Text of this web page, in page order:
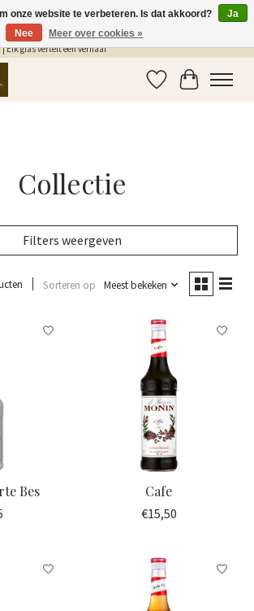
€75,- | Sherlocks Place: dé plek voor MONIN siropen, bar
Elk glas vertelt een verhaal
Verlanglijst
Collectie
Filters weergeven
Sorteren op Meest bekeken
Bes Cafe
€15,50
onze website te verbeteren. Is dat akkoord?
Ja
Nee
Meer over cookies »